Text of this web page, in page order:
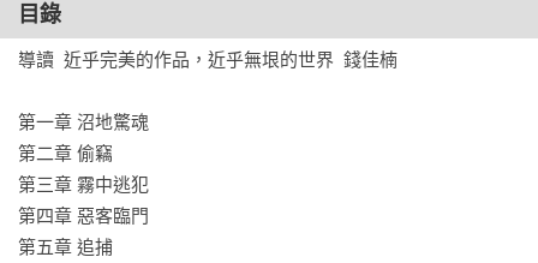
目錄
導讀  近乎完美的作品，近乎無垠的世界  錢佳楠
第一章 沼地驚魂
第二章 偷竊
第三章 霧中逃犯
第四章 惡客臨門
第五章 追捕